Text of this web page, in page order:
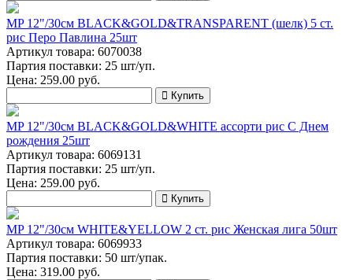
MP 12"/30см BLACK&GOLD&TRANSPARENT (шелк) 5 ст.
рис Перо Павлина 25шт
Артикул товара: 6070038
Партия поставки: 25 шт/уп.
Цена: 259.00 руб.
Купить
MP 12"/30см BLACK&GOLD&WHITE ассорти рис С Днем
рождения 25шт
Артикул товара: 6069131
Партия поставки: 25 шт/уп.
Цена: 259.00 руб.
Купить
MP 12"/30см WHITE&YELLOW 2 ст. рис Женская лига 50шт
Артикул товара: 6069933
Партия поставки: 50 шт/упак.
Цена: 319.00 руб.